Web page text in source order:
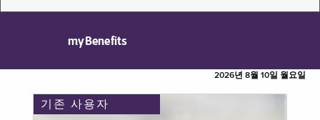
myBenefits
2026년 8월 10일 월요일
기존 사용자